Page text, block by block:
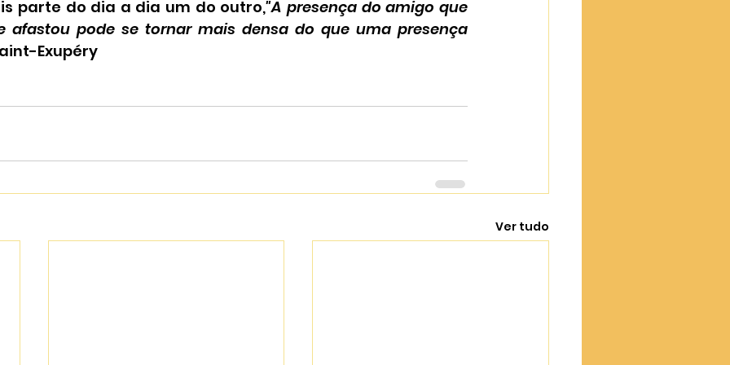
parte do dia a dia um do outro,"A presença do amigo que
afastou pode se tornar mais densa do que uma presença
Exupéry
Ver tudo